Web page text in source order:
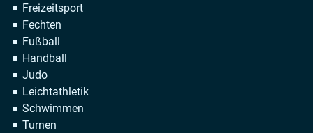
überspringen
Freizeitsport
Fechten
Fußball
Handball
Judo
Leichtathletik
Schwimmen
Turnen